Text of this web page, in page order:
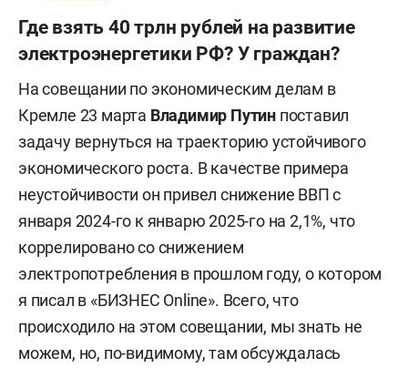
Где взять 40 трлн рублей на развитие
электроэнергетики РФ? У граждан?
На совещании по экономическим делам в
Кремле 23 марта Владимир Путин поставил
задачу вернуться на траекторию устойчивого
экономического роста. В качестве примера
неустойчивости он привел снижение ВВП с
января 2024-го к январю 2025-го на 2,1%, что
коррелировано со снижением
электропотребления в прошлом году, о котором
я писал в «БИЗНЕС Online». Всего, что
происходило на этом совещании, мы знать не
можем, но, по-видимому, там обсуждалась